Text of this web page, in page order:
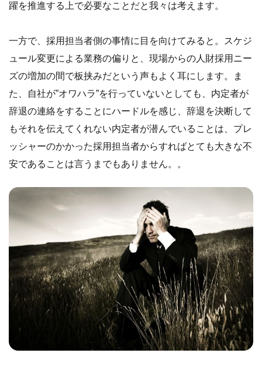
躍を推進する上で必要なことだと我々は考えます。
一方で、採用担当者側の事情に目を向けてみると。スケジ
ュール変更による業務の偏りと、現場からの人財採用ニー
ズの増加の間で板挟みだという声もよく耳にします。ま
た、自社が”オワハラ”を行っていないとしても、内定者が
辞退の連絡をすることにハードルを感じ、辞退を決断して
もそれを伝えてくれない内定者が潜んでいることは、プレ
ッシャーのかかった採用担当者からすればとても大きな不
安であることは言うまでもありません。。